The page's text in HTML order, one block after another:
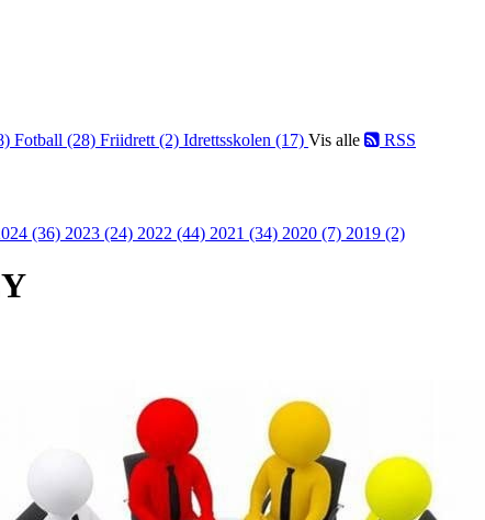
Fotball (28) Friidrett (2) Idrettsskolen (17) Vis alle RSS
(36) 2023 (24) 2022 (44) 2021 (34) 2020 (7) 2019 (2)